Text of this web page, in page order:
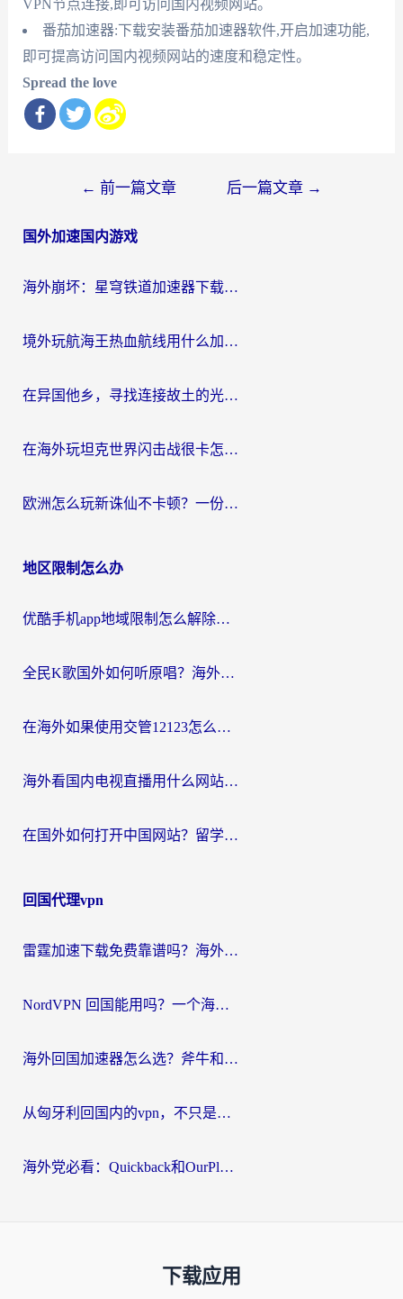
VPN节点连接,即可访问国内视频网站。
番茄加速器:下载安装番茄加速器软件,开启加速功能,
即可提高访问国内视频网站的速度和稳定性。
Spread the love
导
← 前一篇文章 后一篇文章 →
国外加速国内游戏
海外崩坏：星穹铁道加速器下载安装：一份给游子的终极网络指南
境外玩航海王热血航线用什么加速器？2026海外玩家实测最优方案（附欧洲问道堡垒前线加速技巧）
在异国他乡，寻找连接故土的光明大陆免费加速器
在海外玩坦克世界闪击战很卡怎么办？老玩家亲测有效的加速器选择指南
欧洲怎么玩新诛仙不卡顿？一份给海外游子的国服游戏畅玩指南
地区限制怎么办
优酷手机app地域限制怎么解除？海外党亲测有效的追剧方案
全民K歌国外如何听原唱？海外党亲测有效的回国加速器选择指南
在海外如果使用交管12123怎么处理？留学生亲测有效的回国加速方案
海外看国内电视直播用什么网站比较好？一篇解决你所有追剧难题的实用指南
在国外如何打开中国网站？留学生与海外华人的无缝访问指南
回国代理vpn
雷霆加速下载免费靠谱吗？海外党选回国加速器的避坑指南（附热门工具对比）
NordVPN 回国能用吗？一个海外用户必须面对的真实困境
海外回国加速器怎么选？斧牛和海龟哪个好？一篇帮你避开坑的实用指南
从匈牙利回国内的vpn，不只是为了刷剧那么简单
海外党必看：Quickback和OurPlay好用吗？3分钟选对回国加速器，无缝刷剧玩游戏
下载应用